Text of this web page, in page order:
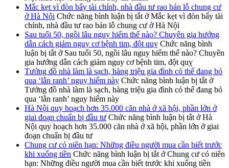
Mắc kẹt vì đòn bẩy tài chính, nhà đầu tư rao bán lỗ chung cư
ở Hà Nội Chức năng bình luận bị tắt ở Mắc kẹt vì đòn bẩy tài
chính, nhà đầu tư rao bán lỗ chung cư ở Hà Nội
Sau tuổi 50, ngồi lâu nguy hiểm thế nào? Chuyên gia hướng
dẫn cách giảm nguy cơ bệnh tim, đột quỵ Chức năng bình
luận bị tắt ở Sau tuổi 50, ngồi lâu nguy hiểm thế nào? Chuyên
gia hướng dẫn cách giảm nguy cơ bệnh tim, đột quỵ
Tưởng đồ nhà làm là sạch, hàng triệu gia đình có thể đang bỏ
qua ‘lằn ranh’ nguy hiểm này Chức năng bình luận bị tắt ở
Tưởng đồ nhà làm là sạch, hàng triệu gia đình có thể đang bỏ
qua ‘lằn ranh’ nguy hiểm này
Hà Nội quy hoạch hơn 35.000 căn nhà ở xã hội, phần lớn ở
giai đoạn chuẩn bị đầu tư Chức năng bình luận bị tắt ở Hà
Nội quy hoạch hơn 35.000 căn nhà ở xã hội, phần lớn ở giai
đoạn chuẩn bị đầu tư
Chung cư có niên hạn: Những điều người mua cần biết trước
khi xuống tiền Chức năng bình luận bị tắt ở Chung cư có niên
hạn: Những điều người mua cần biết trước khi xuống tiền